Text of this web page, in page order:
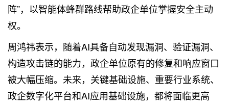
阵”，以智能体蜂群路线帮助政企单位掌握安全主动
权。
周鸿祎表示，随着AI具备自动发现漏洞、验证漏洞、
构造攻击链的能力，政企单位原有的修复和响应窗口
被大幅压缩。未来，关键基础设施、重要行业系统、
政企数字化平台和AI应用基础设施，都将面临更高